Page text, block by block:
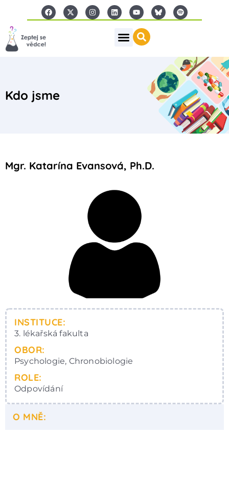
Kdo jsme
Mgr. Katarína Evansová, Ph.D.
INSTITUCE:
3. lékařská fakulta
OBOR:
Psychologie, Chronobiologie
ROLE:
Odpovídání
O MNĚ: